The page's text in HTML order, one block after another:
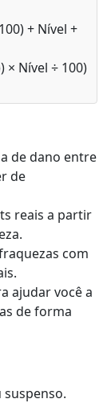
+ Nível +
× Nível ÷ 100)
de dano entre
de
reais a partir
com
ajudar você a
de forma